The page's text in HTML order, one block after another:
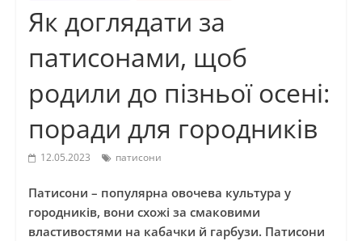
Як доглядати за
патисонами, щоб
родили до пізньої осені:
поради для городників
12.05.2023 патисони
Патисони – популярна овочева культура у
городників, вони схожі за смаковими
властивостями на кабачки й гарбузи. Патисони